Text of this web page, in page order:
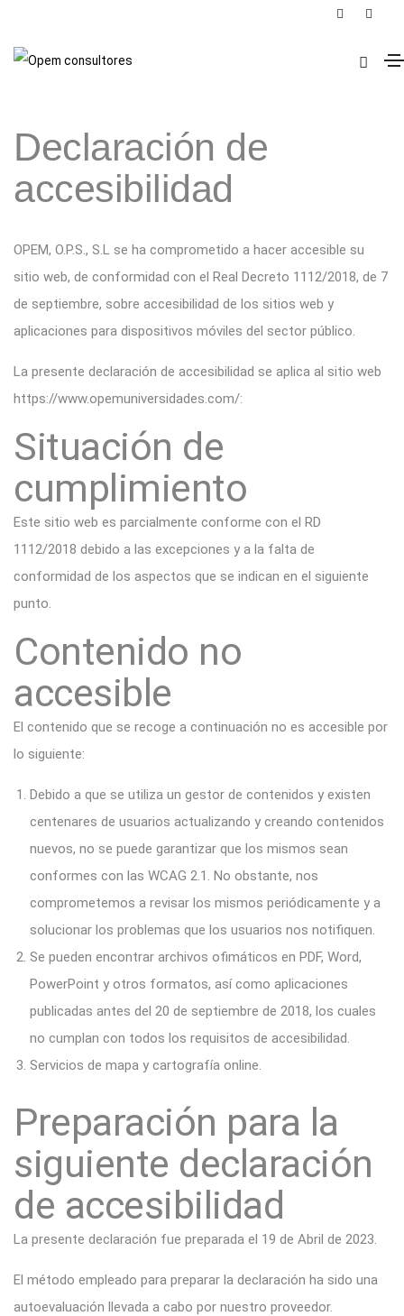
Declaración de
accesibilidad
OPEM, O.P.S., S.L se ha comprometido a hacer accesible su
sitio web, de conformidad con el Real Decreto 1112/2018, de 7
de septiembre, sobre accesibilidad de los sitios web y
aplicaciones para dispositivos móviles del sector público.
La presente declaración de accesibilidad se aplica al sitio web
https://www.opemuniversidades.com/:
Situación de
cumplimiento
Este sitio web es parcialmente conforme con el RD
1112/2018 debido a las excepciones y a la falta de
conformidad de los aspectos que se indican en el siguiente
punto.
Contenido no
accesible
El contenido que se recoge a continuación no es accesible por
lo siguiente:
Debido a que se utiliza un gestor de contenidos y existen
centenares de usuarios actualizando y creando contenidos
nuevos, no se puede garantizar que los mismos sean
conformes con las WCAG 2.1. No obstante, nos
comprometemos a revisar los mismos periódicamente y a
solucionar los problemas que los usuarios nos notifiquen.
Se pueden encontrar archivos ofimáticos en PDF, Word,
PowerPoint y otros formatos, así como aplicaciones
publicadas antes del 20 de septiembre de 2018, los cuales
no cumplan con todos los requisitos de accesibilidad.
Servicios de mapa y cartografía online.
Preparación para la
siguiente declaración
de accesibilidad
La presente declaración fue preparada el 19 de Abril de 2023.
El método empleado para preparar la declaración ha sido una
autoevaluación llevada a cabo por nuestro proveedor.